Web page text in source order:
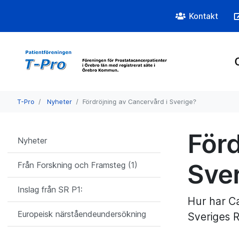
Kontakt
T-Pro Nyheter Fördröjning av Cancervård i Sverige?
Nyheter
Från Forskning och Framsteg (1)
Inslag från SR P1:
Europeisk närståendeundersökning
Hur har
Sveriges